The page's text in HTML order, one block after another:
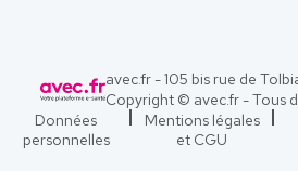
avec.fr - 105 bis rue de
Copyright © avec.fr - Tous
Données
personnelles
Mentions légales
et CGU